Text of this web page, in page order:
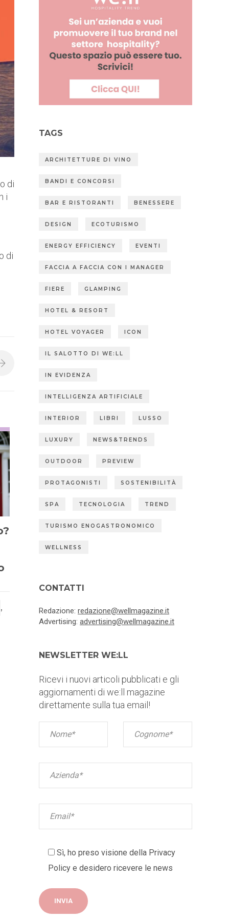
di
i
di
,
TAGS
ARCHITETTURE DI VINO
BANDI E CONCORSI
BAR E RISTORANTI BENESSERE
DESIGN ECOTURISMO
ENERGY EFFICIENCY EVENTI
FACCIA A FACCIA CON I MANAGER
FIERE GLAMPING
HOTEL & RESORT
HOTEL VOYAGER ICON
IL SALOTTO DI WE:LL
IN EVIDENZA
INTELLIGENZA ARTIFICIALE
INTERIOR LIBRI LUSSO
LUXURY NEWS&TRENDS
OUTDOOR PREVIEW
PROTAGONISTI SOSTENIBILITÀ
SPA TECNOLOGIA TREND
TURISMO ENOGASTRONOMICO
WELLNESS
CONTATTI
Redazione: redazione@wellmagazine.it
Advertising: advertising@wellmagazine.it
NEWSLETTER WE:LL
Ricevi i nuovi articoli pubblicati e gli
aggiornamenti di we:ll magazine
direttamente sulla tua email!
Sì, ho preso visione della Privacy
Policy e desidero ricevere le news